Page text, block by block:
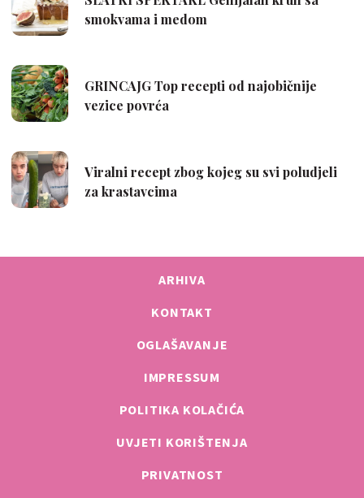
ARHIVA
KONTAKT
OGLAŠAVANJE
IMPRESSUM
POLITIKA KOLAČIĆA
UVJETI KORIŠTENJA
PRIVATNOST